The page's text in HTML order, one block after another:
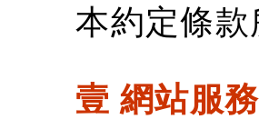
本約定條
壹 網站服